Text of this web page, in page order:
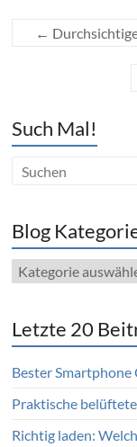
←
Such Mal!
Blog
Blog
Kategorien
Letzte 20
Bester Smartphone
Praktische
Richtig laden: